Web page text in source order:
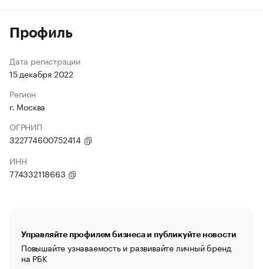
Профиль
Дата регистрации
15 декабря 2022
Регион
г. Москва
ОГРНИП
322774600752414
ИНН
774332118663
Управляйте профилем бизнеса и публикуйте новости
Повышайте узнаваемость и развивайте личный бренд
на РБК